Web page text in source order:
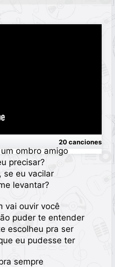
ombro amigo
precisar?
se eu vacilar
levantar?
vai ouvir você
puder te entender
escolheu pra ser
eu pudesse ter
sempre
20 canciones